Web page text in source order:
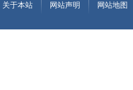
关于本站 网站声明 网站地图